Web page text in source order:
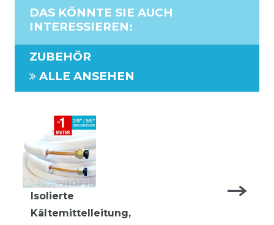
DAS KÖNNTE SIE AUCH
INTERESSIEREN:
ZUBEHÖR
ALLE ANSEHEN
Isolierte
Kältemittelleitung,